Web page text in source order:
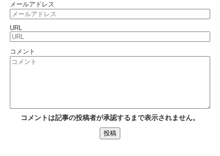
メールアドレス
URL
コメント
コメントは記事の投稿者が承認するまで表示されません。